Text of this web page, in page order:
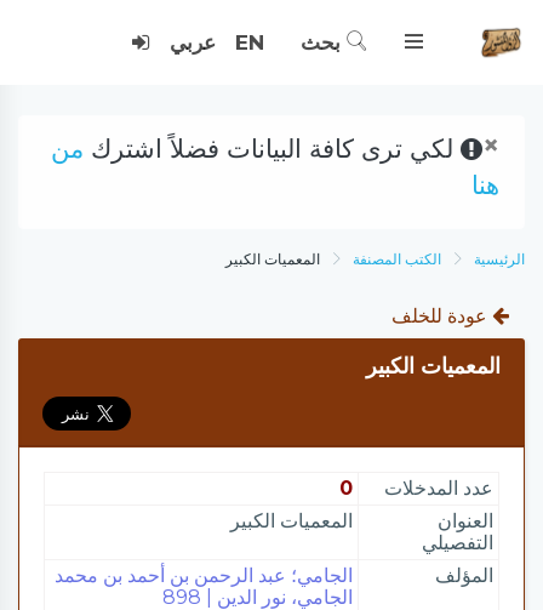
بحث EN عربي
× لكي ترى كافة البيانات فضلاً اشترك من
هنا
الرئيسية الكتب المصنفة المعميات الكبير
عودة للخلف
المعميات الكبير
عدد المدخلات
0
العنوان
التفصيلي
المعميات الكبير
المؤلف
الجامي؛ عبد الرحمن بن أحمد بن محمد
الجامي، نور الدين | 898